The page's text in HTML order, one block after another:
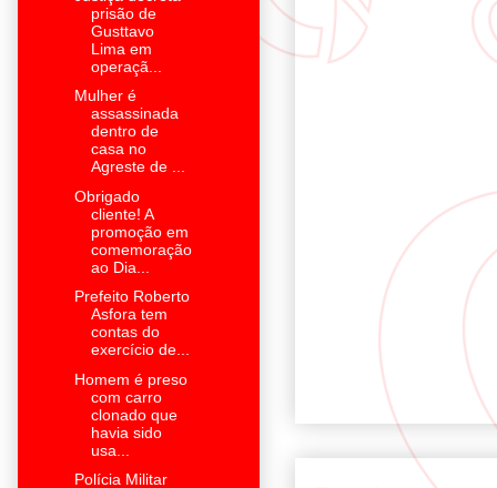
prisão de
Gusttavo
Lima em
operaçã...
Mulher é
assassinada
dentro de
casa no
Agreste de ...
Obrigado
cliente! A
promoção em
comemoração
ao Dia...
Prefeito Roberto
Asfora tem
contas do
exercício de...
Homem é preso
com carro
clonado que
havia sido
usa...
Polícia Militar